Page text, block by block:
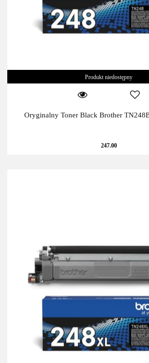
Produkt niedostępny
Oryginalny Toner Black Brother
247.00